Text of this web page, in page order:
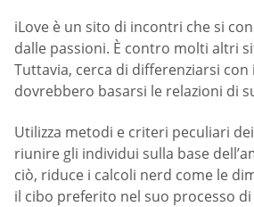
iLove è un sito di incontri che si
dalle passioni. È contro molti altri
Tuttavia, cerca di differenziarsi
dovrebbero basarsi le relazioni di
Utilizza metodi e criteri peculiari
riunire gli individui sulla base
ciò, riduce i calcoli nerd come le
il cibo preferito nel suo processo